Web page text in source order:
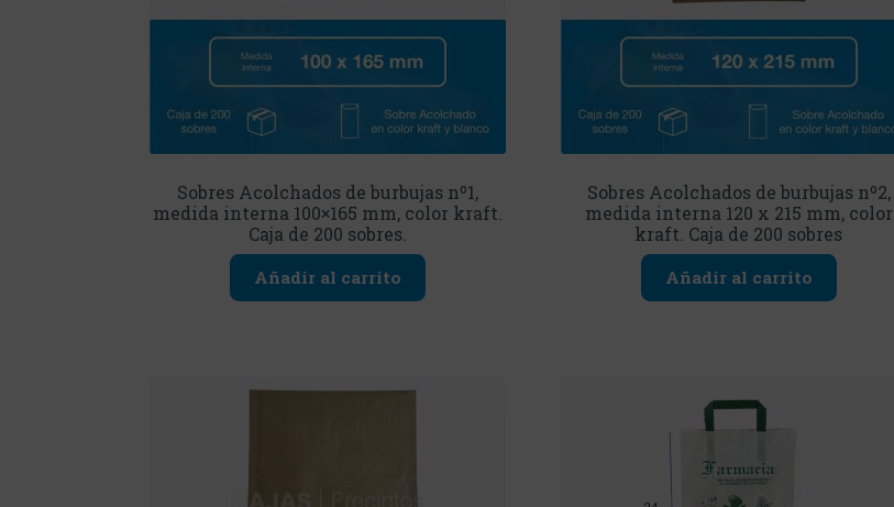
Sobres Acolchados de burbujas nº1,
medida interna 100×165 mm, color kraft.
Caja de 200 sobres.
Añadir al carrito
Sobres Acolchados de burbujas nº2,
medida interna 120 x 215 mm, color
kraft. Caja de 200 sobres
Añadir al carrito